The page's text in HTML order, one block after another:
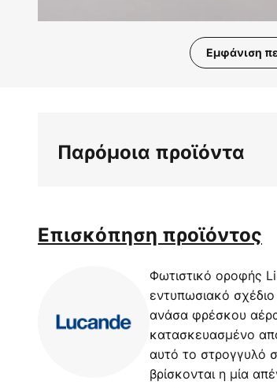
Εμφάνιση
συλλογής
Παρόμοια προϊόντα
Επισκόπηση προϊόντος
Φωτιστικό οροφής
εντυπωσιακό
ανάσα φρέσκου αέρα
κατασκευασμένο
αυτό το στρογγυλό
βρίσκονται η μία